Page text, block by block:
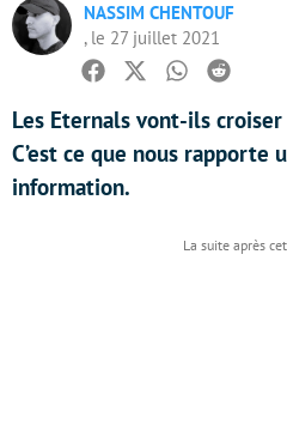
NASSIM CHENTOUF
, le 27 juillet 2021
Facebook
TwitterWhatsapp
Reddit
Les Eternals vont-ils
C’est ce que nous rapporte
information.